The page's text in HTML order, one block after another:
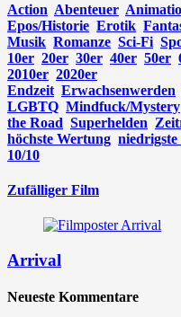
Action Abenteuer
Epos/Historie Erotik
Musik Romanze Sci-Fi
10er 20er 30er 40er 50er
2010er 2020er
Endzeit Erwachsenwerden
LGBTQ Mindfuck/Mystery
the Road Superhelden
höchste Wertung
10/10
Zufälliger Film
Arrival
Neueste Kommentare